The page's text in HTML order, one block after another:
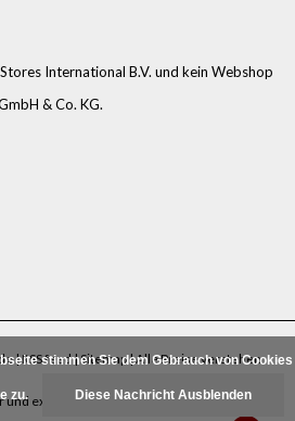
International B.V. und kein Webshop
& Co. KG.
|RSS feed|Sitemap| Alle Preise verstehen
und exklusivePorto.
stimmen Sie dem Gebrauch von Cookies
zu. Diese Nachricht Ausblenden